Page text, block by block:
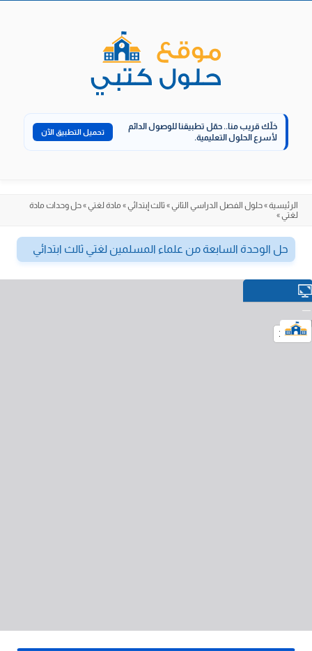
خلّك قريب منا.. حمّل تطبيقنا للوصول الدائم
لأسرع الحلول التعليمية.
تحميل التطبيق الآن
الرئيسية»حلول الفصل الدراسي الثاني» ثالث إبتدائي» مادة لغتي»حل وحدات مادة
لغتي»
حل الوحدة السابعة من علماء المسلمين لغتي ثالث ابتدائي